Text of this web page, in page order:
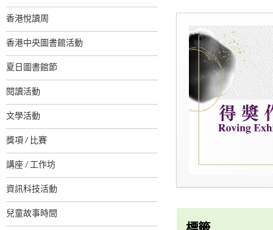
香港悅讀周
香港中央圖書館活動
夏日圖書館節
閱讀活動
文學活動
獎項 / 比賽
講座 / 工作坊
資訊科技活動
兒童故事時間